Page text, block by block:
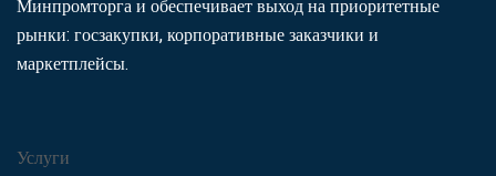
Минпромторга и обеспечивает выход на приоритетные
рынки: госзакупки, корпоративные заказчики и
маркетплейсы.
Услуги